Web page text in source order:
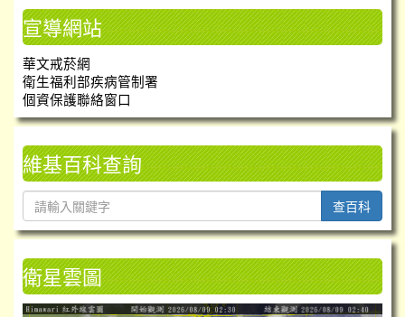
宣導網站
華文戒菸網
衛生福利部疾病管制署
個資保護聯絡窗口
維基百科查詢
查百科
衛星雲圖